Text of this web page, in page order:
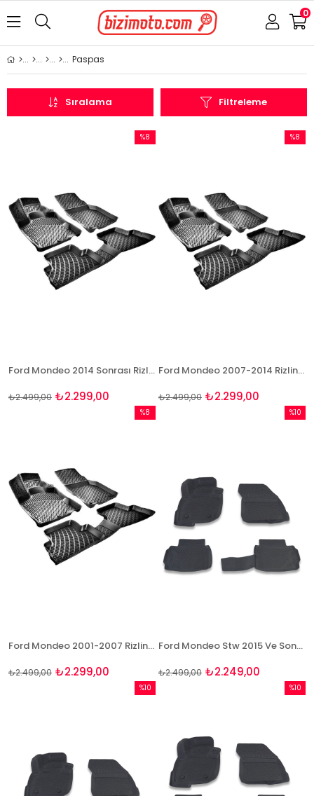
0
Paspas
Filtreleme
Sıralama
Ford Mondeo 2014 Sonrası Rizline 3D Havuzlu Paspas
₺2.299,00
₺2.499,00
%8
Ford Mondeo 2007-2014 Rizline 3D Havuzlu Paspas
₺2.299,00
₺2.499,00
%8
Ford Mondeo 2001-2007 Rizline 3D Havuzlu Paspas
₺2.299,00
₺2.499,00
%8
Ford Mondeo Stw 2015 Ve Sonrası 3D Paspas Takımı Bizymo
₺2.249,00
₺2.499,00
%10
%10
%10